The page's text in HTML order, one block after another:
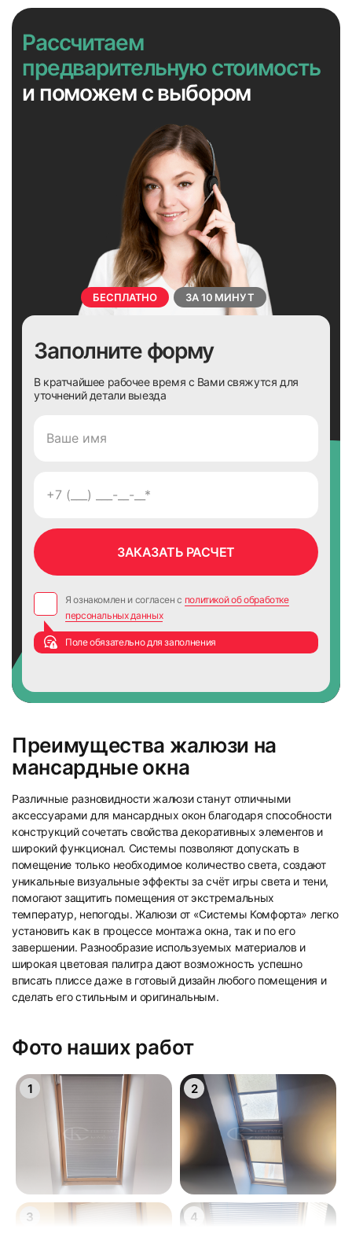
БЕСПЛАТНО ЗА 10 МИНУТ
Рассчитаем
предварительную стоимость
и поможем с выбором
Заполните форму
В кратчайшее рабочее время с Вами свяжутся для
уточнений детали выезда
Я ознакомлен и согласен с политикой об обработке
персональных данных
Поле обязательно для заполнения
Преимущества жалюзи на
мансардные окна
Различные разновидности жалюзи станут отличными
аксессуарами для мансардных окон благодаря способности
конструкций сочетать свойства декоративных элементов и
широкий функционал. Системы позволяют допускать в
помещение только необходимое количество света, создают
уникальные визуальные эффекты за счёт игры света и тени,
помогают защитить помещения от экстремальных
температур, непогоды. Жалюзи от «Системы Комфорта» легко
установить как в процессе монтажа окна, так и по его
завершении. Разнообразие используемых материалов и
широкая цветовая палитра дают возможность успешно
вписать плиссе даже в готовый дизайн любого помещения и
сделать его стильным и оригинальным.
Фото наших работ
1 2
3 4